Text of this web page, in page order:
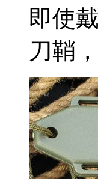
即使
刀鞘